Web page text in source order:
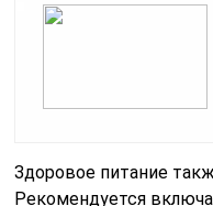
Здоровое питание
Рекомендуется